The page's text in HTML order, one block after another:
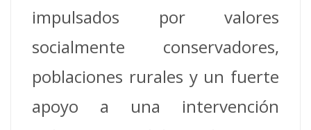
impulsados ​​por valores
socialmente conservadores,
poblaciones rurales y un fuerte
apoyo a una intervención